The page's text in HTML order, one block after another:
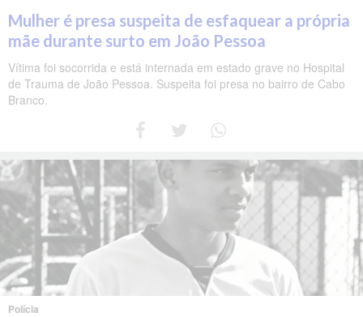
Mulher é presa suspeita de esfaquear a própria
mãe durante surto em João Pessoa
Vítima foi socorrida e está internada em estado grave no Hospital
de Trauma de João Pessoa. Suspeita foi presa no bairro de Cabo
Branco.
Polícia